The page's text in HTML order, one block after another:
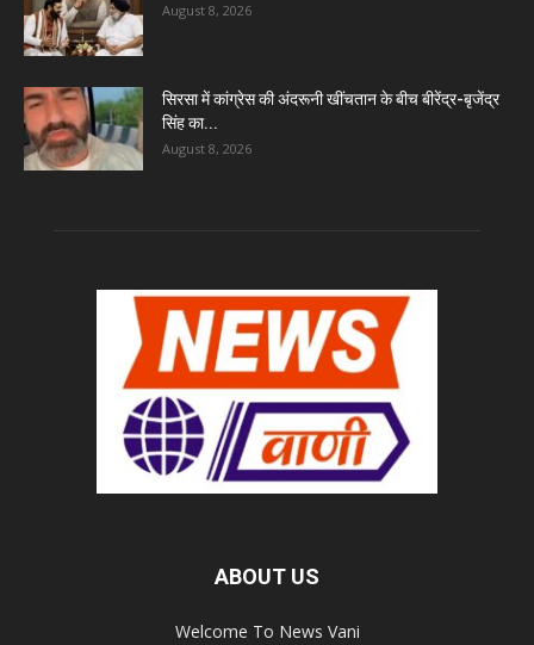
August 8, 2026
सिरसा में कांग्रेस की अंदरूनी खींचतान के बीच बीरेंद्र-बृजेंद्र
सिंह का...
August 8, 2026
ABOUT US
Welcome To News Vani